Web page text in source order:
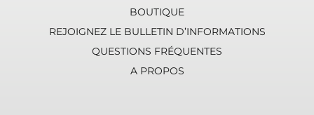
BOUTIQUE
REJOIGNEZ LE BULLETIN D’INFORMATIONS
QUESTIONS FRÉQUENTES
A PROPOS